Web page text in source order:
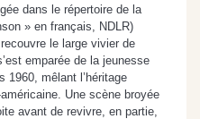
dans le répertoire de la
» en français, NDLR)
le large vivier de
emparée de la jeunesse
1960, mêlant l’héritage
Une scène broyée
avant de revivre, en partie,